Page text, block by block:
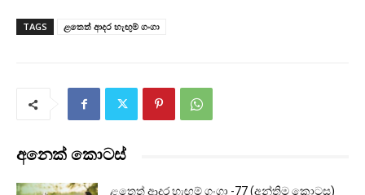
TAGS ළතෙත් ආදර හැඟුම් ගංගා
අනෙක් කොටස්
ළතෙත් ආදර හැඟුම් ගංගා -77 (අන්තිම කොටස)